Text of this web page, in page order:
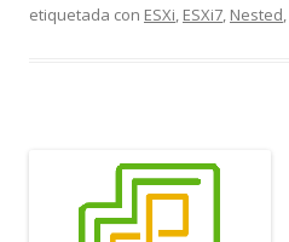
etiquetada con ESXi, ESXi7, Nested,